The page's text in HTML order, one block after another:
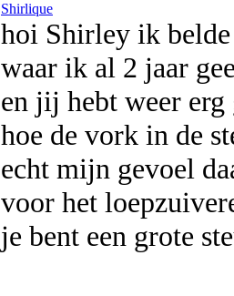
Shirlique
hoi Shirley ik
waar ik al 2 jaar
en jij hebt weer erg
hoe de vork in de
echt mijn gevoel
voor het
je bent een grote